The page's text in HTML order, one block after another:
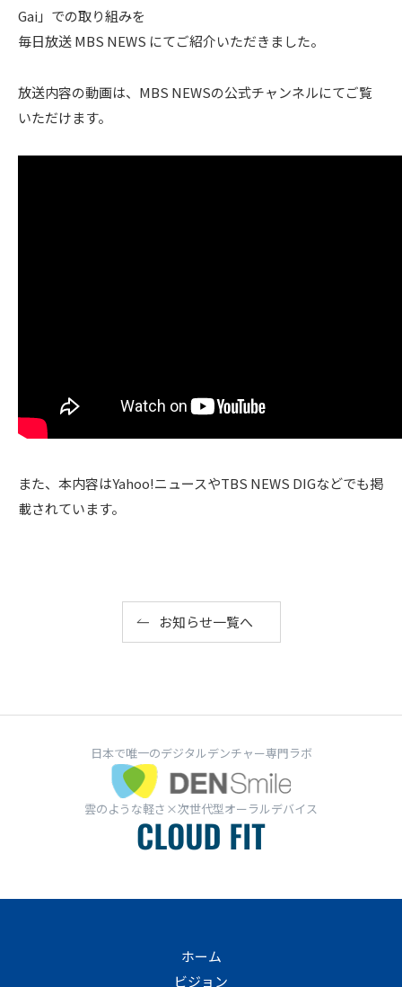
Gai」での取り組みを
毎日放送 MBS NEWS にてご紹介いただきました。
放送内容の動画は、MBS NEWSの公式チャンネルにてご覧
いただけます。
また、本内容はYahoo!ニュースやTBS NEWS DIGなどでも掲
載されています。
お知らせ一覧へ
日本で唯一のデジタルデンチャー専門ラボ
雲のような軽さ×次世代型オーラルデバイス
ホーム
ビジョン